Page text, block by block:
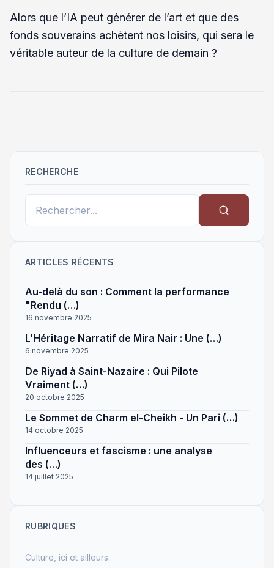
Alors que l’IA peut générer de l’art et que des
fonds souverains achètent nos loisirs, qui sera le
véritable auteur de la culture de demain ?
RECHERCHE
ARTICLES RÉCENTS
Au-delà du son : Comment la performance
"Rendu (…)
16 novembre 2025
L’Héritage Narratif de Mira Nair : Une (…)
6 novembre 2025
De Riyad à Saint-Nazaire : Qui Pilote
Vraiment (…)
20 octobre 2025
Le Sommet de Charm el-Cheikh - Un Pari (…)
14 octobre 2025
Influenceurs et fascisme : une analyse
des (…)
14 juillet 2025
RUBRIQUES
Culture, ici et ailleurs...